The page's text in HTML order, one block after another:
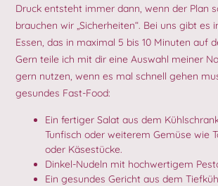
Druck entsteht immer dann, wenn der Plan
brauchen wir „Sicherheiten“. Bei uns gibt es
Essen, das in maximal 5 bis 10 Minuten auf
Gern teile ich mit dir eine Auswahl meiner
gern nutzen, wenn es mal schnell gehen
gesundes Fast-Food:
Ein fertiger Salat aus dem
Tunfisch oder weiterem Gemüse wie
oder Käsestücke.
Dinkel-Nudeln mit hochwertigem
Ein gesundes Gericht aus dem